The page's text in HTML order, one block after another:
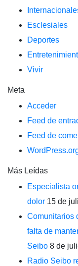
Esclesiales
Deportes
Vivir
Meta
Acceder
Feed de
Feed de
Más Leídas
Especialista
dolor 15 de
Comunitarios
falta de
Seibo 8 de
Radio Seibo